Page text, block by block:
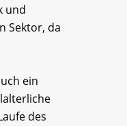
und
Sektor, da
ein
des